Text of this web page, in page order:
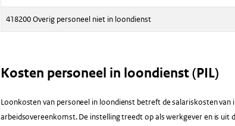
418200 Overig personeel niet in loondienst
Kosten personeel in loondienst (PIL)
Loonkosten van personeel in loondienst betreft de salariskosten
arbeidsovereenkomst. De instelling treedt op als werkgever en is